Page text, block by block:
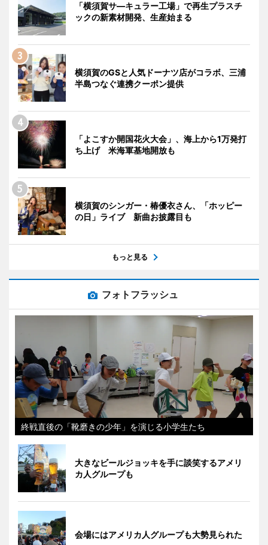
「横須賀サ―キュラー工場」で再生プラスチ
ックの新素材開発、生産始まる
横須賀のGSと人気ドーナツ店がコラボ、三浦
半島つなぐ連携クーポン提供
「よこすか開国花火大会」、海上から1万発打
ち上げ 米海軍基地開放も
横須賀のシンガー・椿優衣さん、「ホッピー
の日」ライブ 新曲お披露目も
もっと見る
フォトフラッシュ
終戦直後の「靴磨きの少年」を演じる小学生たち
大きなビールジョッキを手に談笑するアメリ
カ人グループも
会場にはアメリカ人グループも大勢見られた